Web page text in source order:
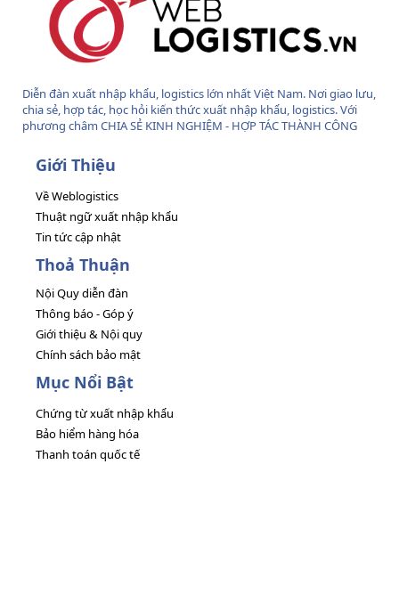
Diễn đàn xuất nhập khẩu, logistics lớn nhất Việt Nam. Nơi giao lưu,
chia sẻ, hợp tác, học hỏi kiến thức xuất nhập khẩu, logistics. Với
phương châm CHIA SẺ KINH NGHIỆM - HỢP TÁC THÀNH CÔNG
Giới Thiệu
Về Weblogistics
Thuật ngữ xuất nhập khẩu
Tin tức cập nhật
Thoả Thuận
Nội Quy diễn đàn
Thông báo - Góp ý
Giới thiệu & Nội quy
Chính sách bảo mật
Mục Nổi Bật
Chứng từ xuất nhập khẩu
Bảo hiểm hàng hóa
Thanh toán quốc tế